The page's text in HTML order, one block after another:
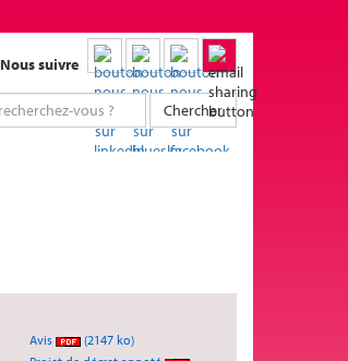
Nous suivre
Chercher
Avis
(2147 ko)